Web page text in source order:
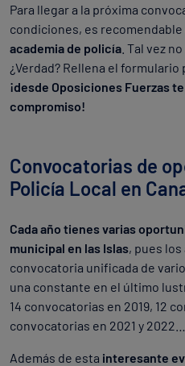
Para llegar a la próxima
condiciones, es
academia de policía . Tal vez
¿Verdad? Rellena el
¡desde Oposiciones Fuerzas
compromiso!
Convocatorias de
Policía Local en
Cada año tienes varias
municipal en las Islas, pues
convocatoria unificada de
una constante en el último
14 convocatorias en 2019, 12
convocatorias en 2021 y 2022…
Además de esta interesante